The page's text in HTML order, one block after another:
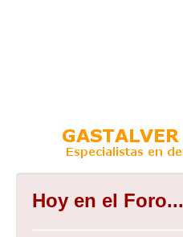
Hoy en el Foro...